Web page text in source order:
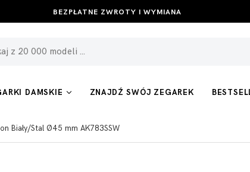
BEZPŁATNE ZWROTY I WYMIANA
DAMSKIE ZNAJDŹ SWÓJ ZEGAREK
Biały/Stal Ø45 mm AK783SSW